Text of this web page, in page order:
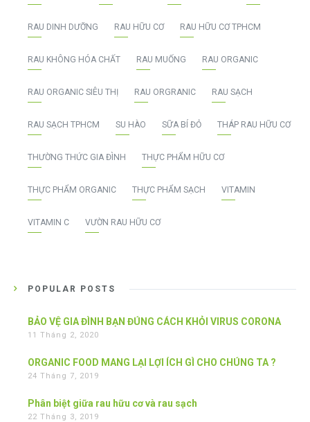
RAU DINH DƯỠNG RAU HỮU CƠ RAU HỮU CƠ TPHCM
RAU KHÔNG HÓA CHẤT RAU MUỐNG RAU ORGANIC
RAU ORGANIC SIÊU THỊ RAU ORGRANIC RAU SẠCH
RAU SẠCH TPHCM SU HÀO SỮA BÍ ĐỎ THÁP RAU HỮU CƠ
THƯỜNG THỨC GIA ĐÌNH THỰC PHẨM HỮU CƠ
THỰC PHẨM ORGANIC THỰC PHẨM SẠCH VITAMIN
VITAMIN C VƯỜN RAU HỮU CƠ
POPULAR POSTS
BẢO VỆ GIA ĐÌNH BẠN ĐÚNG CÁCH KHỎI VIRUS CORONA
11 Tháng 2, 2020
ORGANIC FOOD MANG LẠI LỢI ÍCH GÌ CHO CHÚNG TA ?
24 Tháng 7, 2019
Phân biệt giữa rau hữu cơ và rau sạch
22 Tháng 3, 2019